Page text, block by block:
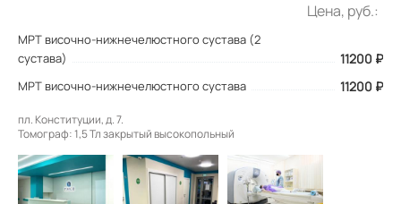
Цена, руб.:
МРТ височно-нижнечелюстного сустава (2
сустава)
11200 ₽
МРТ височно-нижнечелюстного сустава 11200 ₽
пл. Конституции, д. 7.
Томограф: 1,5 Тл закрытый высокопольный